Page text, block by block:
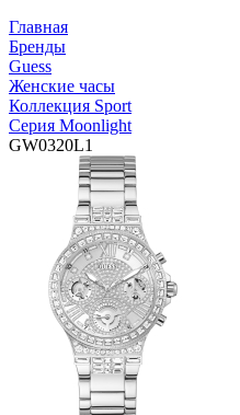
Главная
Бренды
Guess
Женские часы
Коллекция Sport
Серия Moonlight
GW0320L1